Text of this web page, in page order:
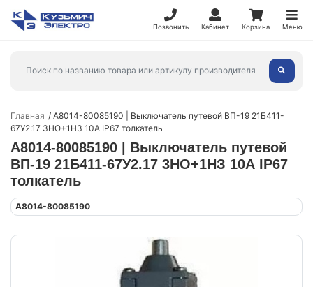
Позвонить Кабинет Корзина Меню
Главная
A8014-80085190 | Выключатель путевой ВП-19 21Б411-
67У2.17 3НО+1НЗ 10А IP67 толкатель
A8014-80085190 | Выключатель путевой
ВП-19 21Б411-67У2.17 3НО+1НЗ 10А IP67
толкатель
A8014-80085190